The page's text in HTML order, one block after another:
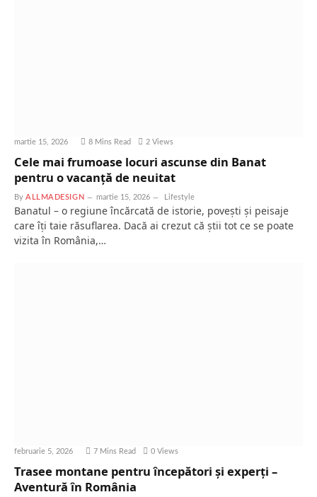
martie 15, 2026 8 Mins Read 2 Views
Cele mai frumoase locuri ascunse din Banat
pentru o vacanță de neuitat
By ALLMADESIGN martie 15, 2026 Lifestyle
Banatul – o regiune încărcată de istorie, povești și peisaje
care îți taie răsuflarea. Dacă ai crezut că știi tot ce se poate
vizita în România,…
februarie 5, 2026 7 Mins Read 0 Views
Trasee montane pentru începători și experți –
Aventură în România